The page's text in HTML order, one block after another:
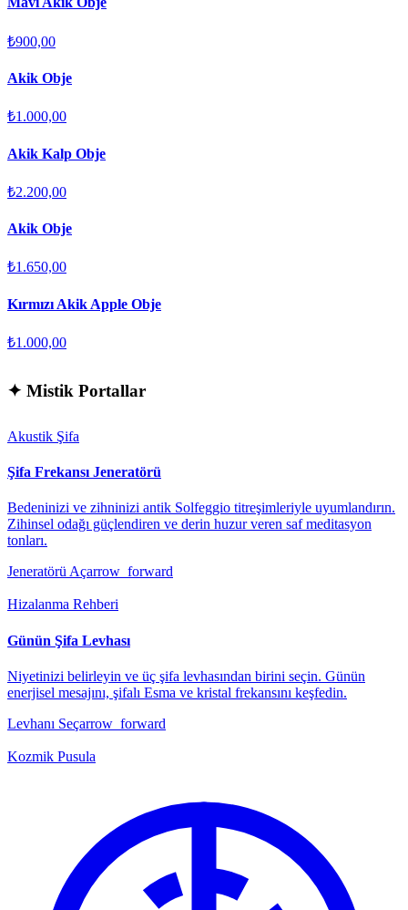
₺900,00
Akik Obje
₺1.000,00
Akik Kalp Obje
₺2.200,00
Akik Obje
₺1.650,00
Kırmızı Akik Apple Obje
₺1.000,00
✦ Mistik Portallar
Akustik Şifa
Şifa Frekansı Jeneratörü
Bedeninizi ve zihninizi antik Solfeggio titreşimleriyle uyumlandırın.
Zihinsel odağı güçlendiren ve derin huzur veren saf meditasyon
tonları.
Jeneratörü Açarrow_forward
Hizalanma Rehberi
Günün Şifa Levhası
Niyetinizi belirleyin ve üç şifa levhasından birini seçin. Günün
enerjisel mesajını, şifalı Esma ve kristal frekansını keşfedin.
Levhanı Seçarrow_forward
Kozmik Pusula